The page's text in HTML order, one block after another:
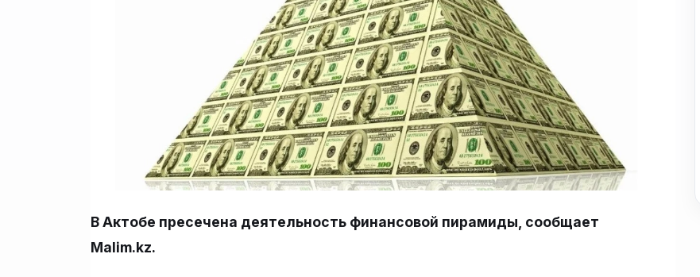
В Актобе пресечена деятельность финансовой пирамиды, сообщает
Malim.kz.